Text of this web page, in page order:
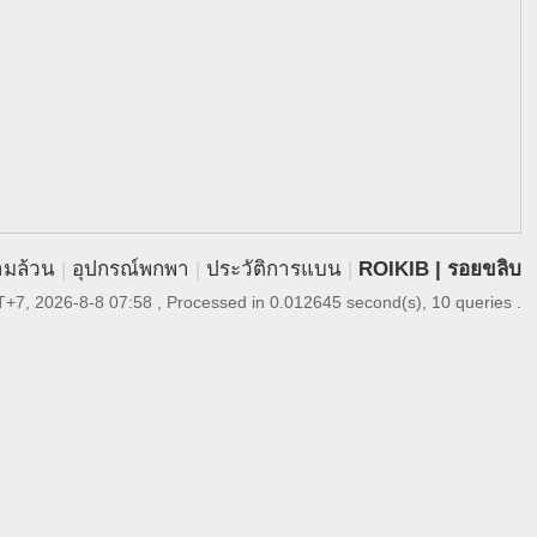
ล้วน | อุปกรณ์พกพา | ประวัติการแบน | ROIKIB | รอยขลิบ
2026-8-8 07:58 , Processed in 0.012645 second(s), 10 queries .